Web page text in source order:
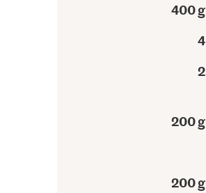
400 g
4
2
200 g
200 g